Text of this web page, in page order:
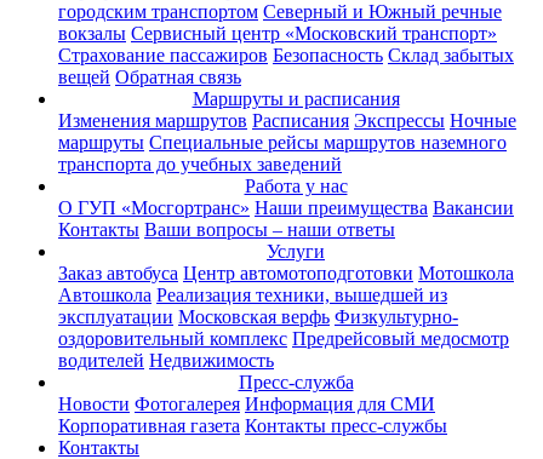
городским транспортом Северный и Южный речные
вокзалы Сервисный центр «Московский транспорт»
Страхование пассажиров Безопасность Склад забытых
вещей Обратная связь
Маршруты и расписания
Изменения маршрутов Расписания Экспрессы Ночные
маршруты Специальные рейсы маршрутов наземного
транспорта до учебных заведений
Работа у нас
О ГУП «Мосгортранс» Наши преимущества Вакансии
Контакты Ваши вопросы – наши ответы
Услуги
Заказ автобуса Центр автомотоподготовки Мотошкола
Автошкола Реализация техники, вышедшей из
эксплуатации Московская верфь Физкультурно-
оздоровительный комплекс Предрейсовый медосмотр
водителей Недвижимость
Пресс-служба
Новости Фотогалерея Информация для СМИ
Корпоративная газета Контакты пресс-службы
Контакты